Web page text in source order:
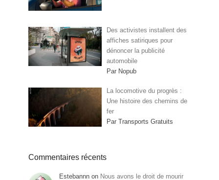
Des activistes installent des
affiches satiriques pour
dénoncer la publicité
automobile
Par Nopub
La locomotive du progrès :
Une histoire des chemins de
fer
Par Transports Gratuits
Commentaires récents
Estebannn on Nous avons le droit de mourir